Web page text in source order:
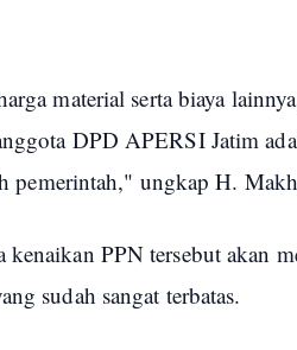
material serta biaya
DPD APERSI Jatim
pemerintah," ungkap H.
PPN tersebut akan
sudah sangat terbatas.